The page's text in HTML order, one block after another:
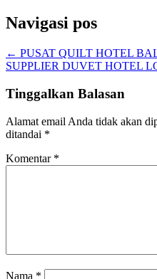
Navigasi pos
← PUSAT QUILT HOTEL
SUPPLIER DUVET HOTEL
Tinggalkan Balasan
Alamat email Anda tidak akan
ditandai *
Komentar *
Nama *